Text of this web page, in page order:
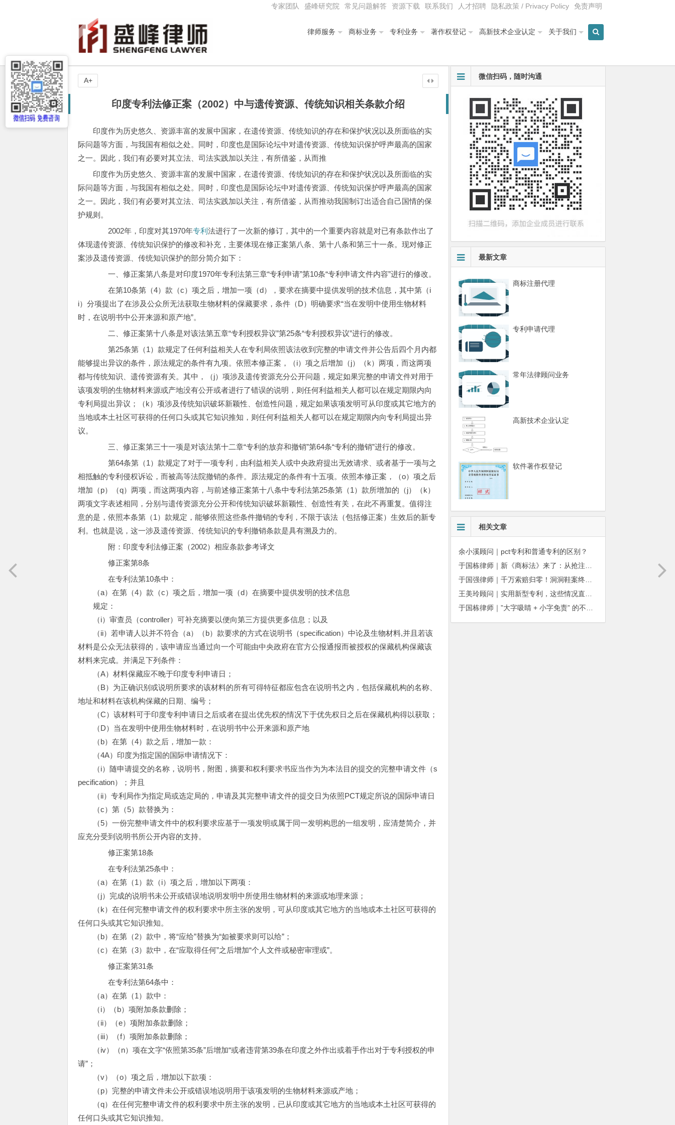
专家团队 盛峰研究院 常见问题解答 资源下载 联系我们 人才招聘 隐私政策 / Privacy Policy 免责声明
律师服务 商标业务 专利业务 著作权登记 高新技术企业认定 关于我们
印度专利法修正案（2002）中与遗传资源、传统知识相关条款介绍
印度作为历史悠久、资源丰富的发展中国家，在遗传资源、传统知识的存在和保护状况以及所面临的实
际问题等方面，与我国有相似之处。同时，印度也是国际论坛中对遗传资源、传统知识保护呼声最高的国家
之一。因此，我们有必要对其立法、司法实践加以关注，有所借鉴，从而推
印度作为历史悠久、资源丰富的发展中国家，在遗传资源、传统知识的存在和保护状况以及所面临的实
际问题等方面，与我国有相似之处。同时，印度也是国际论坛中对遗传资源、传统知识保护呼声最高的国家
之一。因此，我们有必要对其立法、司法实践加以关注，有所借鉴，从而推动我国制订出适合自己国情的保
护规则。
2002年，印度对其1970年专利法进行了一次新的修订，其中的一个重要内容就是对已有条款作出了
体现遗传资源、传统知识保护的修改和补充，主要体现在修正案第八条、第十八条和第三十一条。现对修正
案涉及遗传资源、传统知识保护的部分简介如下：
一、修正案第八条是对印度1970年专利法第三章“专利申请”第10条“专利申请文件内容”进行的修改。
在第10条第（4）款（c）项之后，增加一项（d），要求在摘要中提供发明的技术信息，其中第（i
i）分项提出了在涉及公众所无法获取生物材料的保藏要求，条件（D）明确要求“当在发明中使用生物材料
时，在说明书中公开来源和原产地”。
二、修正案第十八条是对该法第五章“专利授权异议”第25条“专利授权异议”进行的修改。
第25条第（1）款规定了任何利益相关人在专利局依照该法收到完整的申请文件并公告后四个月内都
能够提出异议的条件，原法规定的条件有九项。依照本修正案，（i）项之后增加（j）（k）两项，而这两项
都与传统知识、遗传资源有关。其中，（j）项涉及遗传资源充分公开问题，规定如果完整的申请文件对用于
该项发明的生物材料来源或产地没有公开或者进行了错误的说明，则任何利益相关人都可以在规定期限内向
专利局提出异议；（k）项涉及传统知识破坏新颖性、创造性问题，规定如果该项发明可从印度或其它地方的
当地或本土社区可获得的任何口头或其它知识推知，则任何利益相关人都可以在规定期限内向专利局提出异
议。
三、修正案第三十一项是对该法第十二章“专利的放弃和撤销”第64条“专利的撤销”进行的修改。
第64条第（1）款规定了对于一项专利，由利益相关人或中央政府提出无效请求、或者基于一项与之
相抵触的专利侵权诉讼，而被高等法院撤销的条件。原法规定的条件有十五项。依照本修正案，（o）项之后
增加（p）（q）两项，而这两项内容，与前述修正案第十八条中专利法第25条第（1）款所增加的（j）（k）
两项文字表述相同，分别与遗传资源充分公开和传统知识破坏新颖性、创造性有关，在此不再重复。值得注
意的是，依照本条第（1）款规定，能够依照这些条件撤销的专利，不限于该法（包括修正案）生效后的新专
利。也就是说，这一涉及遗传资源、传统知识的专利撤销条款是具有溯及力的。
附：印度专利法修正案（2002）相应条款参考译文
修正案第8条
在专利法第10条中：
（a）在第（4）款（c）项之后，增加一项（d）在摘要中提供发明的技术信息
规定：
（i）审查员（controller）可补充摘要以便向第三方提供更多信息；以及
（ii）若申请人以并不符合（a）（b）款要求的方式在说明书（specification）中论及生物材料,并且若该
材料是公众无法获得的，该申请应当通过向一个可能由中央政府在官方公报通报而被授权的保藏机构保藏该
材料来完成。并满足下列条件：
（A）材料保藏应不晚于印度专利申请日；
（B）为正确识别或说明所要求的该材料的所有可得特征都应包含在说明书之内，包括保藏机构的名称、
地址和材料在该机构保藏的日期、编号；
（C）该材料可于印度专利申请日之后或者在提出优先权的情况下于优先权日之后在保藏机构得以获取；
（D）当在发明中使用生物材料时，在说明书中公开来源和原产地
（b）在第（4）款之后，增加一款：
（4A）印度为指定国的国际申请情况下：
（i）随申请提交的名称，说明书，附图，摘要和权利要求书应当作为为本法目的提交的完整申请文件（s
pecification）；并且
（ii）专利局作为指定局或选定局的，申请及其完整申请文件的提交日为依照PCT规定所说的国际申请日
（c）第（5）款替换为：
（5）一份完整申请文件中的权利要求应基于一项发明或属于同一发明构思的一组发明，应清楚简介，并
应充分受到说明书所公开内容的支持。
修正案第18条
在专利法第25条中：
（a）在第（1）款（i）项之后，增加以下两项：
（j）完成的说明书未公开或错误地说明发明中所使用生物材料的来源或地理来源；
（k）在任何完整申请文件的权利要求中所主张的发明，可从印度或其它地方的当地或本土社区可获得的
任何口头或其它知识推知。
（b）在第（2）款中，将“应给”替换为“如被要求则可以给”；
（c）在第（3）款中，在“应取得任何”之后增加“个人文件或秘密审理或”。
修正案第31条
在专利法第64条中：
（a）在第（1）款中：
（i）（b）项附加条款删除；
（ii）（e）项附加条款删除；
（iii）（f）项附加条款删除；
（iv）（n）项在文字“依照第35条”后增加“或者违背第39条在印度之外作出或着手作出对于专利授权的申
请”；
（v）（o）项之后，增加以下款项：
（p）完整的申请文件未公开或错误地说明用于该项发明的生物材料来源或产地；
（q）在任何完整申请文件的权利要求中所主张的发明，已从印度或其它地方的当地或本土社区可获得的
任何口头或其它知识推知。
A+ 微信扫码，随时沟通
最新文章
商标注册代理
专利申请代理
常年法律顾问业务
高新技术企业认定
软件著作权登记
相关文章
余小溪顾问｜pct专利和普通专利的区别？